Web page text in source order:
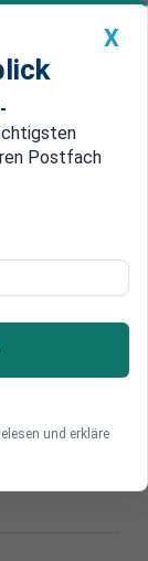
Premium
X
Postfach
und erkläre